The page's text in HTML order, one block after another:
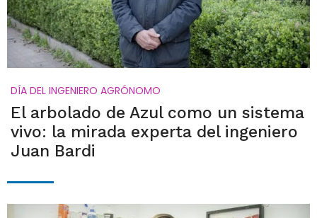
DÍA DEL INGENIERO AGRÓNOMO
El arbolado de Azul como un sistema
vivo: la mirada experta del ingeniero
Juan Bardi